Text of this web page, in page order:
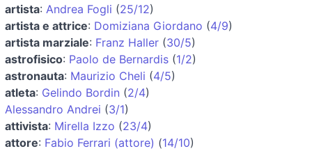
artista: Andrea Fogli (25/12)
artista e attrice: Domiziana Giordano (4/9)
artista marziale: Franz Haller (30/5)
astrofisico: Paolo de Bernardis (1/2)
astronauta: Maurizio Cheli (4/5)
atleta: Gelindo Bordin (2/4)
Alessandro Andrei (3/1)
attivista: Mirella Izzo (23/4)
attore: Fabio Ferrari (attore) (14/10)